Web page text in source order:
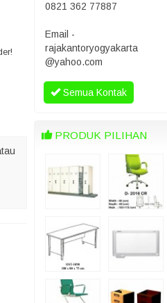
0821 362 77887
Email -
rajakantoryogyakarta
@yahoo.com
Semua Kontak
PRODUK PILIHAN